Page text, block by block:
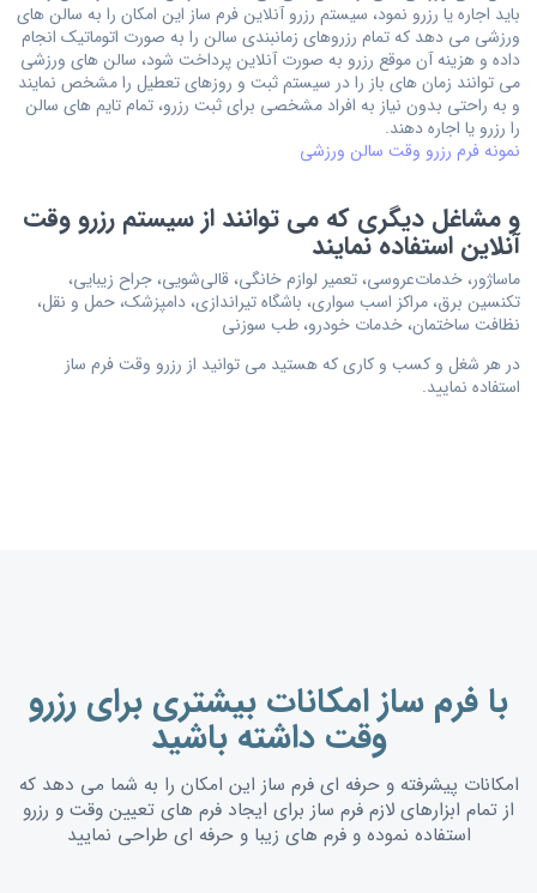
باید اجاره یا رزرو نمود، سیستم رزرو آنلاین فرم ساز این امکان را به سالن های
ورزشی می دهد که تمام رزروهای زمانبندی سالن را به صورت اتوماتیک انجام
داده و هزینه آن موقع رزرو به صورت آنلاین پرداخت شود، سالن های ورزشی
می توانند زمان های باز را در سیستم ثبت و روزهای تعطیل را مشخص نمایند
و به راحتی بدون نیاز به افراد مشخصی برای ثبت رزرو، تمام تایم های سالن
را رزرو یا اجاره دهند.
نمونه فرم رزرو وقت سالن ورزشی
و مشاغل دیگری که می توانند از سیستم رزرو وقت
آنلاین استفاده نمایند
ماساژور، خدمات‌عروسی، تعمیر لوازم خانگی، قالی‌شویی، جراح زیبایی،
تکنسین برق، مراکز اسب سواری، باشگاه تیراندازی، دامپزشک، حمل و نقل،
نظافت ساختمان، خدمات خودرو، طب سوزنی
در هر شغل و کسب و کاری که هستید می توانید از رزرو وقت فرم ساز
استفاده نمایید.
با فرم ساز امکانات بیشتری برای رزرو
وقت داشته باشید
امکانات پیشرفته و حرفه ای فرم ساز این امکان را به شما می دهد که
از تمام ابزارهای لازم فرم ساز برای ایجاد فرم های تعیین وقت و رزرو
استفاده نموده و فرم های زیبا و حرفه ای طراحی نمایید